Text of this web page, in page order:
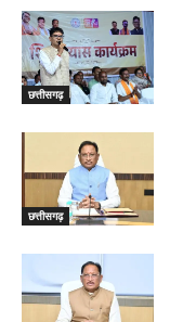
छत्तीसगढ़
छत्तीसगढ़